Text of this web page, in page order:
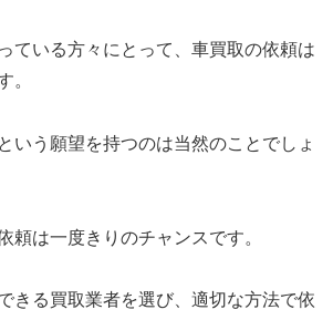
ている方々にとって、車買取の依頼は
。
いう願望を持つのは当然のことでしょ
頼は一度きりのチャンスです。
きる買取業者を選び、適切な方法で依